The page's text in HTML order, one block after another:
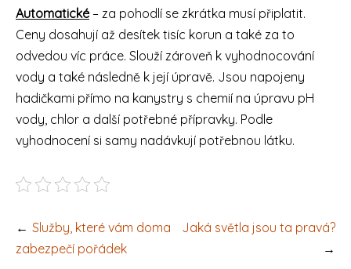
Automatické– za pohodlí se zkrátka musí připlatit.
Ceny dosahují až desítek tisíc korun a také za to
odvedou víc práce. Slouží zároveň k vyhodnocování
vody a také následně k její úpravě. Jsou napojeny
hadičkami přímo na kanystry s chemií na úpravu pH
vody, chlor a další potřebné přípravky. Podle
vyhodnocení si samy nadávkují potřebnou látku.
Navigace
pro
Služby, které vám doma
zabezpečí pořádek
Jaká světla jsou ta pravá?